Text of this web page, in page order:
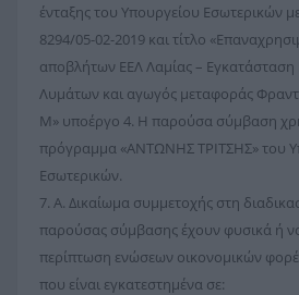
ένταξης του Υπουργείου Εσωτερικών
8294/05-02-2019 και τίτλο
αποβλήτων ΕΕΛ Λαμίας – Εγκατάσταση
Λυμάτων και αγωγός μεταφοράς
Μ» υποέργο 4. Η παρούσα σύμβαση
πρόγραμμα «ΑΝΤΩΝΗΣ ΤΡΙΤΣΗΣ» του
Εσωτερικών.
7. Α. Δικαίωμα συμμετοχής στη
παρούσας σύμβασης έχουν φυσικά ή
περίπτωση ενώσεων οικονομικών
που είναι εγκατεστημένα σε: